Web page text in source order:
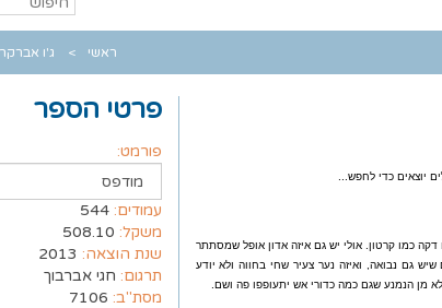
ראשי ג'ו
יוצאים כדי לחפש...
כמו קרטון. אולי יש גם איזה אדון אופל שמסתתר
גם נבואה, ואיזה נער צעיר שחי בחווה ולא יודע
מן הנמנע שגם כמה כדורי אש יתעופפו פה ושם.
פרטי הספר
פורמט:
עמודים:544
משקל: 508.10
שנת הוצאה: 2013
תרגום: חגי אברבוך
מסת"ב: 7106